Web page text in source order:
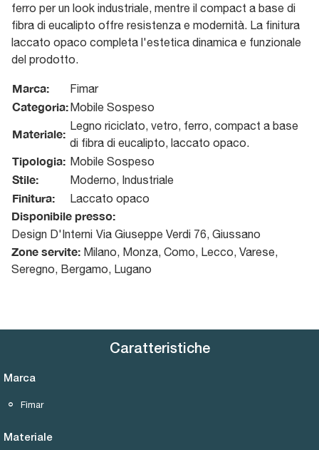
ferro per un look industriale, mentre il compact a base di
fibra di eucalipto offre resistenza e modernità. La finitura
laccato opaco completa l'estetica dinamica e funzionale
del prodotto.
Marca: Fimar
Categoria:Mobile Sospeso
Materiale:
Legno riciclato, vetro, ferro, compact a base
di fibra di eucalipto, laccato opaco.
Tipologia: Mobile Sospeso
Stile: Moderno, Industriale
Finitura: Laccato opaco
Disponibile presso:
Design D'Interni Via Giuseppe Verdi 76, Giussano
Zone servite: Milano, Monza, Como, Lecco, Varese,
Seregno, Bergamo, Lugano
Caratteristiche
Marca
Fimar
Materiale